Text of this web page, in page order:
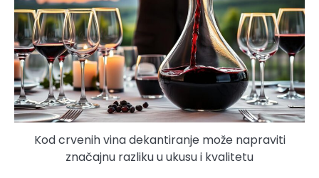
Kod crvenih vina dekantiranje može napraviti
značajnu razliku u ukusu i kvalitetu